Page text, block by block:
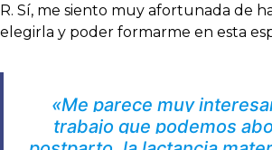
R. Sí, me siento muy afortunada de
elegirla y poder formarme en esta
«Me parece muy
trabajo que podemos